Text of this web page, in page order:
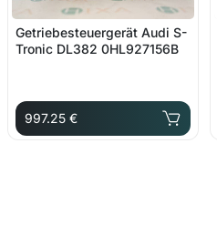
Getriebesteuergerät Audi S-
Tronic DL382 0HL927156B
997.25 €